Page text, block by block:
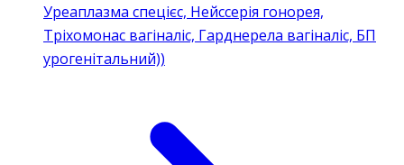
Уреаплазма спецієс, Нейссерія гонорея,
Тріхомонас вагіналіс, Гарднерела вагіналіс, БП
урогенітальний))